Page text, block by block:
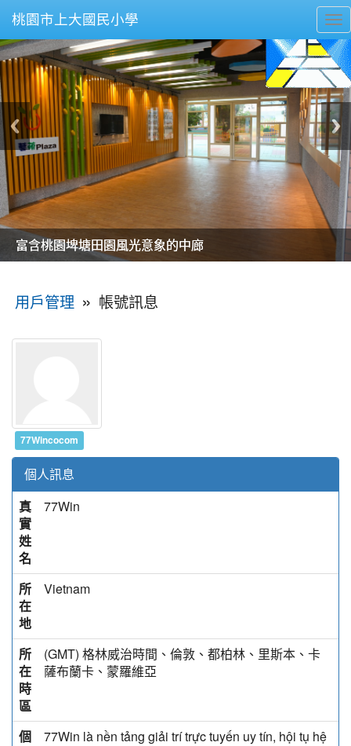
桃園市上大國民小學
美麗的操場是我們活力的來源
美麗的操場是我們活力的來源
煥然一新的小司令台
煥然一新的小司令台
富含桃園埤塘田園風光意象的中廊
富含桃園埤塘田園風光意象的中廊
嶄新的中庭廣場
嶄新的中庭廣場
水生池生生不息
水生池生生不息
用戶管理 » 帳號訊息
77Wincocom
個人訊息
真
實
姓
名
77Win
所
在
地
Vietnam
所
在
時
區
(GMT) 格林威治時間、倫敦、都柏林、里斯本、卡
薩布蘭卡、蒙羅維亞
個
77Win là nền tảng giải trí trực tuyến uy tín, hội tụ hệ